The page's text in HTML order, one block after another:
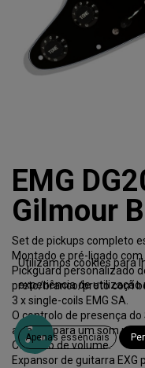
EMG
Gilmour
Set de pickups completo
Montado e pré-ligado com
Pickguard personalizado
preto/branco/preto com
3 x single-coils EMG SA.
O controlo de presença
alcance para um som
Controlo de volume.
Expansor de guitarra EXG
Utilizamos cookies para
experiência de utilização
Apenas essenciais